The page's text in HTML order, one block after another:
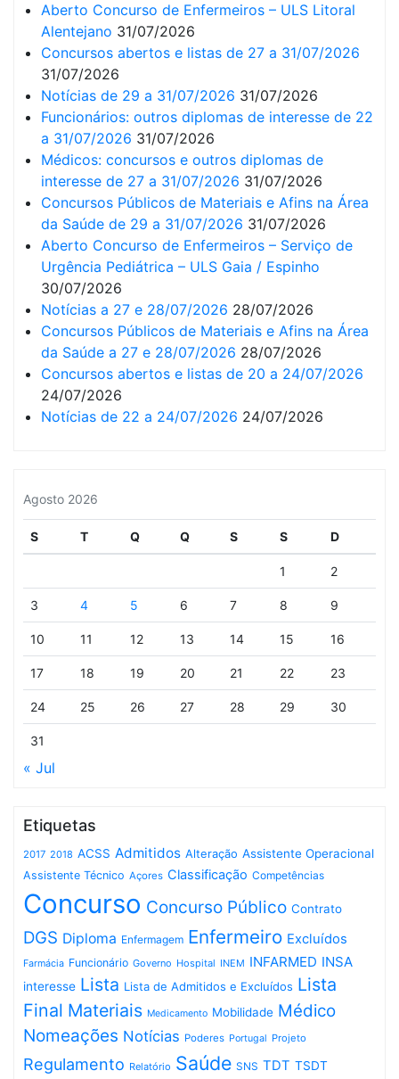
Aberto Concurso de Enfermeiros – ULS Litoral
Alentejano 31/07/2026
Concursos abertos e listas de 27 a 31/07/2026
31/07/2026
Notícias de 29 a 31/07/2026 31/07/2026
Funcionários: outros diplomas de interesse de 22
a 31/07/2026 31/07/2026
Médicos: concursos e outros diplomas de
interesse de 27 a 31/07/2026 31/07/2026
Concursos Públicos de Materiais e Afins na Área
da Saúde de 29 a 31/07/2026 31/07/2026
Aberto Concurso de Enfermeiros – Serviço de
Urgência Pediátrica – ULS Gaia / Espinho
30/07/2026
Notícias a 27 e 28/07/2026 28/07/2026
Concursos Públicos de Materiais e Afins na Área
da Saúde a 27 e 28/07/2026 28/07/2026
Concursos abertos e listas de 20 a 24/07/2026
24/07/2026
Notícias de 22 a 24/07/2026 24/07/2026
Agosto 2026
S T Q Q S S D
1 2
3 4 5 6 7 8 9
10 11 12 13 14 15 16
17 18 19 20 21 22 23
24 25 26 27 28 29 30
31
« Jul
Etiquetas
2017 2018 ACSS Admitidos Alteração Assistente Operacional
Assistente Técnico Açores Classificação Competências
Concurso Concurso Público Contrato
DGS Diploma Enfermagem Enfermeiro Excluídos
Farmácia Funcionário Governo Hospital INEM INFARMED INSA
interesse Lista Lista de Admitidos e Excluídos Lista
Final Materiais Medicamento Mobilidade Médico
Nomeações Notícias Poderes Portugal Projeto
Regulamento Relatório Saúde SNS TDT TSDT